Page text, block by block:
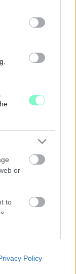
below Google
or
to
Policy
azt üzente
házszerződését,
A ZOKNIJAI
ahogy a
hogy
MONDJA,
alatt teljesen porig
KEVIN
c. karácsonyi
ELM